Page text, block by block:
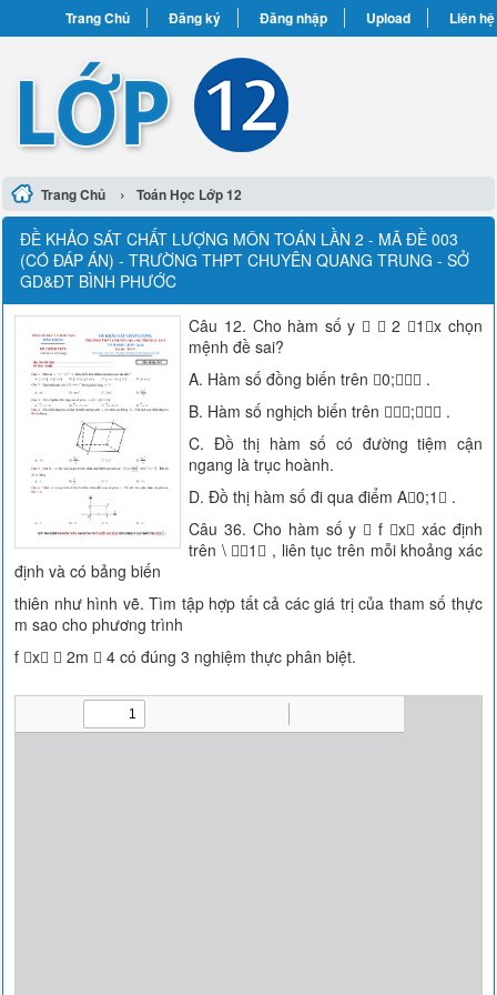
Trang Chủ Đăng ký Đăng nhập Upload Liên hệ
Trang Chủ › Toán Học Lớp 12
ĐỀ KHẢO SÁT CHẤT LƯỢNG MÔN TOÁN LẦN 2 - MÃ ĐỀ 003
(CÓ ĐÁP ÁN) - TRƯỜNG THPT CHUYÊN QUANG TRUNG - SỞ
GD&ĐT BÌNH PHƯỚC
Câu 12. Cho hàm số y   2 1x chọn
mệnh đề sai?
A. Hàm số đồng biến trên 0; .
B. Hàm số nghịch biến trên ; .
C. Đồ thị hàm số có đường tiệm cận
ngang là trục hoành.
D. Đồ thị hàm số đi qua điểm A0;1 .
Câu 36. Cho hàm số y  f x xác định
trên \ 1 , liên tục trên mỗi khoảng xác
định và có bảng biến
thiên như hình vẽ. Tìm tập hợp tất cả các giá trị của tham số thực
m sao cho phương trình
f x  2m  4 có đúng 3 nghiệm thực phân biệt.